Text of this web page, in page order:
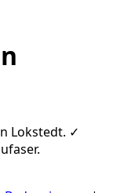
Lokstedt. ✓